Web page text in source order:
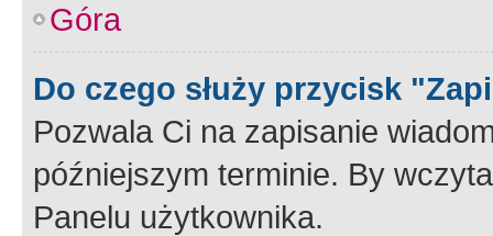
Góra
Do czego służy przycisk
Pozwala Ci na zapisanie
późniejszym terminie. By
Panelu użytkownika.